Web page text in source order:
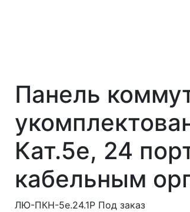
Панель
Кат.5e, 24
кабельным
ЛЮ-ПКН-5e.24.1Р Под заказ